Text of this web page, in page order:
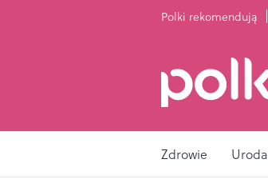
Polki rekomendują
Zdrowie Uroda